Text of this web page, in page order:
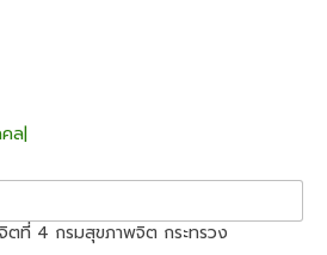
ล|
ที่ 4 กรมสุขภาพจิต กระทรวง